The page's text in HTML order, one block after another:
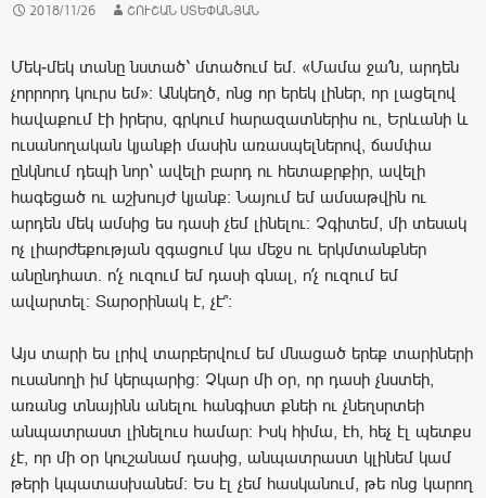
2018/11/26 ՇՈՒՇԱՆ ՍՏԵՓԱՆՅԱՆ
Մեկ-մեկ տանը նստած՝ մտածում եմ. «Մամա ջա՛ն, արդեն
չորրորդ կուրս եմ»: Անկեղծ, ոնց որ երեկ լիներ, որ լացելով
հավաքում էի իրերս, գրկում հարազատներիս ու, Երևանի և
ուսանողական կյանքի մասին առասպելներով, ճամփա
ընկնում դեպի նոր՝ ավելի բարդ ու հետաքրքիր, ավելի
հագեցած ու աշխույժ կյանք: Նայում եմ ամսաթվին ու
արդեն մեկ ամսից ես դասի չեմ լինելու: Չգիտեմ, մի տեսակ
ոչ լիարժեքության զգացում կա մեջս ու երկմտանքներ
անընդհատ. ո՛չ ուզում եմ դասի գնալ, ո՛չ ուզում եմ
ավարտել: Տարօրինակ է, չէ՞:
Այս տարի ես լրիվ տարբերվում եմ մնացած երեք տարիների
ուսանողի իմ կերպարից: Չկար մի օր, որ դասի չնստեի,
առանց տնայինն անելու հանգիստ քնեի ու չնեղսրտեի
անպատրաստ լինելուս համար: Իսկ հիմա, էհ, հեչ էլ պետքս
չէ, որ մի օր կուշանամ դասից, անպատրաստ կլինեմ կամ
թերի կպատասխանեմ: Ես էլ չեմ հասկանում, թե ոնց կարող